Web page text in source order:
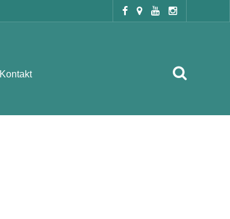
Kontakt